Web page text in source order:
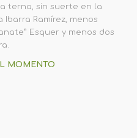
terna, sin suerte en la
Ibarra Ramírez, menos
Esquer y menos dos
MOMENTO